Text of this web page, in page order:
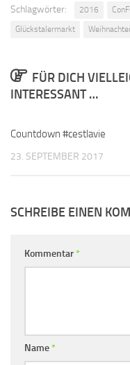
Schlagwörter: 2016
Glückstalermarkt
FÜR DICH
INTERESSANT …
Countdown #cestlavie
23. SEPTEMBER 2017
SCHREIBE EINEN
Kommentar *
Name *